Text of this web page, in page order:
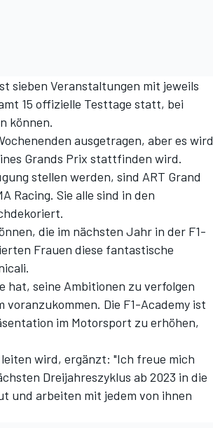
sieben Veranstaltungen mit jeweils
15 offizielle Testtage statt, bei
können.
ausgetragen, aber es wird
Grands Prix stattfinden wird.
stellen werden, sind ART Grand
Racing. Sie alle sind in den
die im nächsten Jahr in der F1-
Frauen diese fantastische
hat, seine Ambitionen zu verfolgen
Die F1-Academy ist
im Motorsport zu erhöhen,
wird, ergänzt: "Ich freue mich
Dreijahreszyklus ab 2023 in die
und arbeiten mit jedem von ihnen